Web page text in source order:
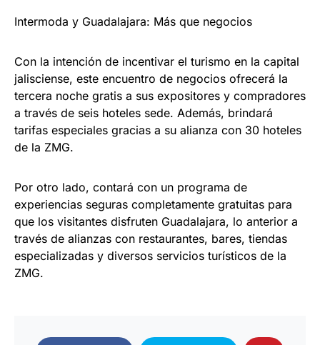
Intermoda y Guadalajara: Más que negocios
Con la intención de incentivar el turismo en la capital
jalisciense, este encuentro de negocios ofrecerá la
tercera noche gratis a sus expositores y compradores
a través de seis hoteles sede. Además, brindará
tarifas especiales gracias a su alianza con 30 hoteles
de la ZMG.
Por otro lado, contará con un programa de
experiencias seguras completamente gratuitas para
que los visitantes disfruten Guadalajara, lo anterior a
través de alianzas con restaurantes, bares, tiendas
especializadas y diversos servicios turísticos de la
ZMG.